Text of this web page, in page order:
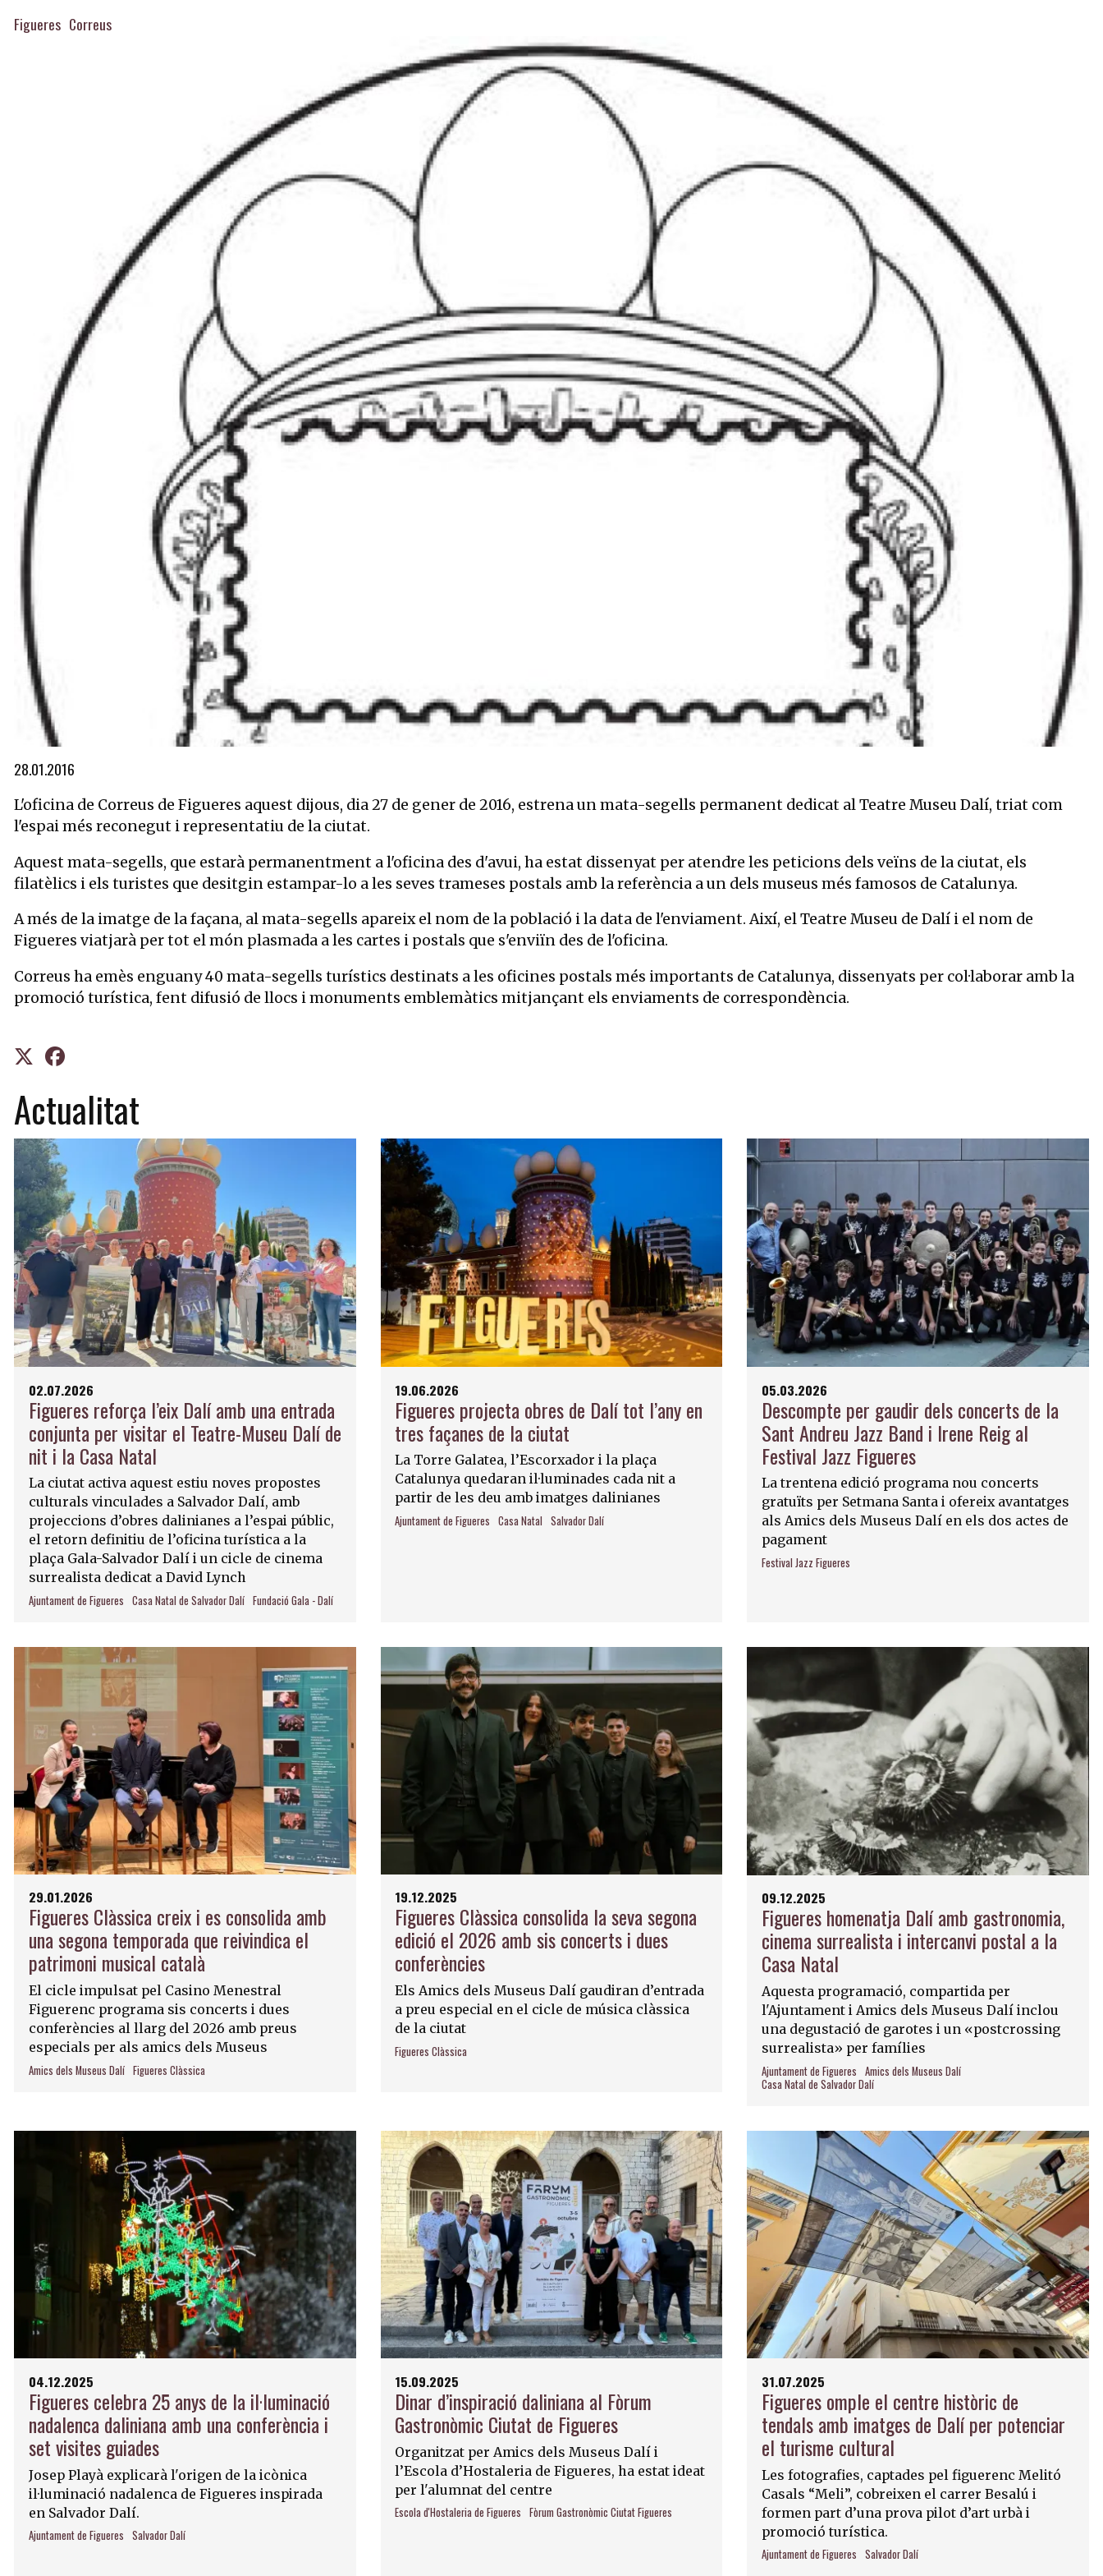
Figueres Correus
Diapositiva 1 de 1
28.01.2016
L'oficina de Correus de Figueres aquest dijous, dia 27 de gener de 2016, estrena un mata-segells permanent dedicat al Teatre Museu Dalí, triat com
l'espai més reconegut i representatiu de la ciutat.
Aquest mata-segells, que estarà permanentment a l'oficina des d'avui, ha estat dissenyat per atendre les peticions dels veïns de la ciutat, els
filatèlics i els turistes que desitgin estampar-lo a les seves trameses postals amb la referència a un dels museus més famosos de Catalunya.
A més de la imatge de la façana, al mata-segells apareix el nom de la població i la data de l'enviament. Així, el Teatre Museu de Dalí i el nom de
Figueres viatjarà per tot el món plasmada a les cartes i postals que s'enviïn des de l'oficina.
Correus ha emès enguany 40 mata-segells turístics destinats a les oficines postals més importants de Catalunya, dissenyats per col·laborar amb la
promoció turística, fent difusió de llocs i monuments emblemàtics mitjançant els enviaments de correspondència.
Actualitat
02.07.2026
Figueres reforça l’eix Dalí amb una entrada
conjunta per visitar el Teatre-Museu Dalí de
nit i la Casa Natal
La ciutat activa aquest estiu noves propostes
culturals vinculades a Salvador Dalí, amb
projeccions d’obres dalinianes a l’espai públic,
el retorn definitiu de l’oficina turística a la
plaça Gala-Salvador Dalí i un cicle de cinema
surrealista dedicat a David Lynch
Ajuntament de Figueres Casa Natal de Salvador Dalí Fundació Gala - Dalí
19.06.2026
Figueres projecta obres de Dalí tot l’any en
tres façanes de la ciutat
La Torre Galatea, l’Escorxador i la plaça
Catalunya quedaran il·luminades cada nit a
partir de les deu amb imatges dalinianes
Ajuntament de Figueres Casa Natal Salvador Dalí
05.03.2026
Descompte per gaudir dels concerts de la
Sant Andreu Jazz Band i Irene Reig al
Festival Jazz Figueres
La trentena edició programa nou concerts
gratuïts per Setmana Santa i ofereix avantatges
als Amics dels Museus Dalí en els dos actes de
pagament
Festival Jazz Figueres
29.01.2026
Figueres Clàssica creix i es consolida amb
una segona temporada que reivindica el
patrimoni musical català
El cicle impulsat pel Casino Menestral
Figuerenc programa sis concerts i dues
conferències al llarg del 2026 amb preus
especials per als amics dels Museus
Amics dels Museus Dalí Figueres Clàssica
19.12.2025
Figueres Clàssica consolida la seva segona
edició el 2026 amb sis concerts i dues
conferències
Els Amics dels Museus Dalí gaudiran d’entrada
a preu especial en el cicle de música clàssica
de la ciutat
Figueres Clàssica
09.12.2025
Figueres homenatja Dalí amb gastronomia,
cinema surrealista i intercanvi postal a la
Casa Natal
Aquesta programació, compartida per
l'Ajuntament i Amics dels Museus Dalí inclou
una degustació de garotes i un «postcrossing
surrealista» per famílies
Ajuntament de Figueres Amics dels Museus Dalí
Casa Natal de Salvador Dalí
04.12.2025
Figueres celebra 25 anys de la il·luminació
nadalenca daliniana amb una conferència i
set visites guiades
Josep Playà explicarà l'origen de la icònica
il·luminació nadalenca de Figueres inspirada
en Salvador Dalí.
Ajuntament de Figueres Salvador Dalí
15.09.2025
Dinar d’inspiració daliniana al Fòrum
Gastronòmic Ciutat de Figueres
Organitzat per Amics dels Museus Dalí i
l’Escola d’Hostaleria de Figueres, ha estat ideat
per l'alumnat del centre
Escola d'Hostaleria de Figueres Fòrum Gastronòmic Ciutat Figueres
31.07.2025
Figueres omple el centre històric de
tendals amb imatges de Dalí per potenciar
el turisme cultural
Les fotografies, captades pel figuerenc Melitó
Casals “Meli”, cobreixen el carrer Besalú i
formen part d’una prova pilot d’art urbà i
promoció turística.
Ajuntament de Figueres Salvador Dalí